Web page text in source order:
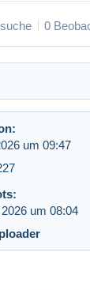
0
um 09:47
um 08:04